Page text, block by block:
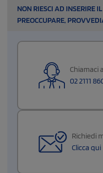
NON RIESCI AD INSERIRE
PREOCCUPARE,
Chiamaci
02 2111
Richiedi
Clicca qui